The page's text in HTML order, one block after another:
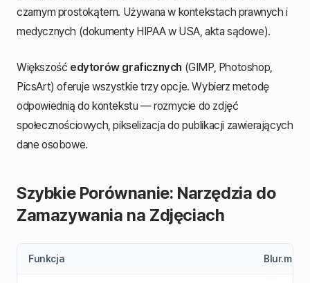
czarnym prostokątem. Używana w kontekstach prawnych i
medycznych (dokumenty HIPAA w USA, akta sądowe).
Większość edytorów graficznych (GIMP, Photoshop,
PicsArt) oferuje wszystkie trzy opcje. Wybierz metodę
odpowiednią do kontekstu — rozmycie do zdjęć
społecznościowych, pikselizacja do publikacji zawierających
dane osobowe.
Szybkie Porównanie: Narzędzia do
Zamazywania na Zdjęciach
Funkcja Blur.me